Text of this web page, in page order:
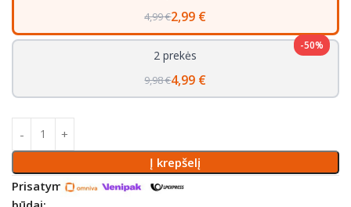
4,99 €2,99 €
-50%
2 prekės
9,98 €4,99 €
Į krepšelį
Prisatymo